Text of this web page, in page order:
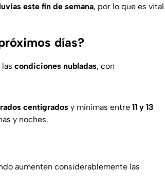
este fin de semana, por lo que es vital
días?
condiciones nubladas, con
centígrados y mínimas entre 11 y 13
y noches.
aumenten considerablemente las